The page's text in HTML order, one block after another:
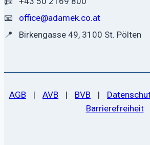
📧
office@adamek.co.at
📍
Birkengasse 49, 3100 St. Pölten
AGB | AVB | BVB |
Barrierefreiheit